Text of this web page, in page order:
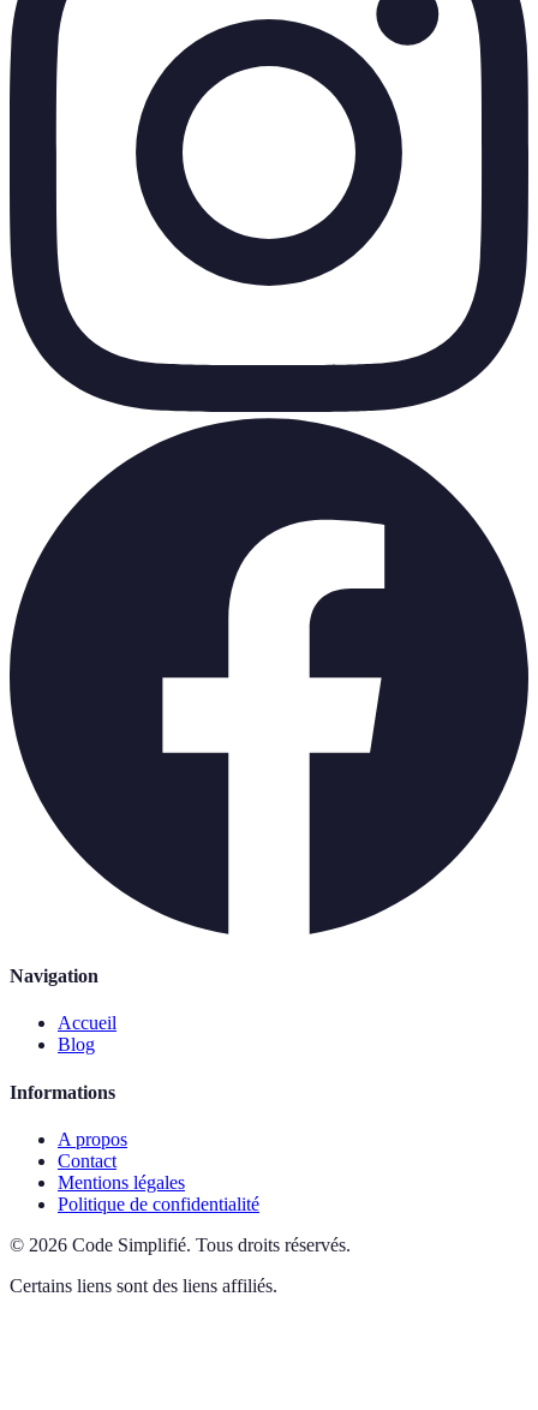
Navigation
Accueil
Blog
Informations
A propos
Contact
Mentions légales
Politique de confidentialité
© 2026 Code Simplifié. Tous droits réservés.
Certains liens sont des liens affiliés.